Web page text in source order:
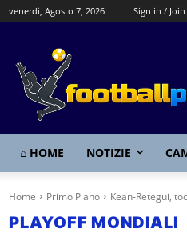
venerdì, Agosto 7, 2026 Sign in / Join
⌂ HOME NOTIZIE
Home Primo Piano Kean-Retegui,
PLAYOFF MONDIALI